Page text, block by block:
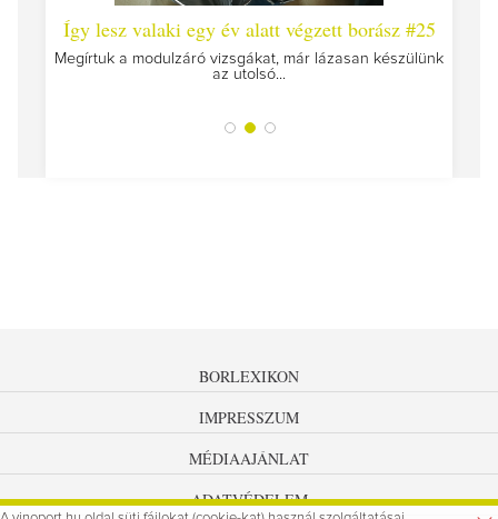
Így lesz valaki egy év alatt végzett borász #25
Megírtuk a modulzáró vizsgákat, már lázasan készülünk
az utolsó...
BORLEXIKON
IMPRESSZUM
MÉDIAAJÁNLAT
ADATVÉDELEM